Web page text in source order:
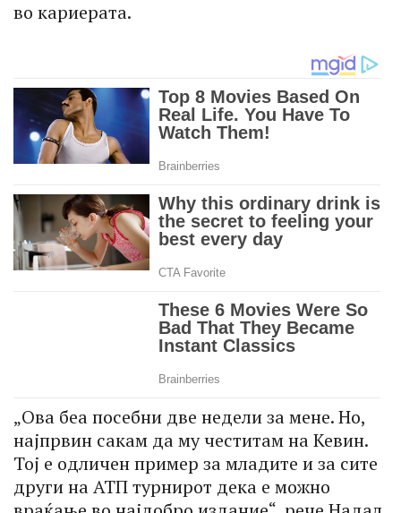
во кариерата.
„Ова беа посебни две недели за мене. Но,
најпрвин сакам да му честитам на Кевин.
Тој е одличен пример за младите и за сите
други на АТП турнирот дека е можно